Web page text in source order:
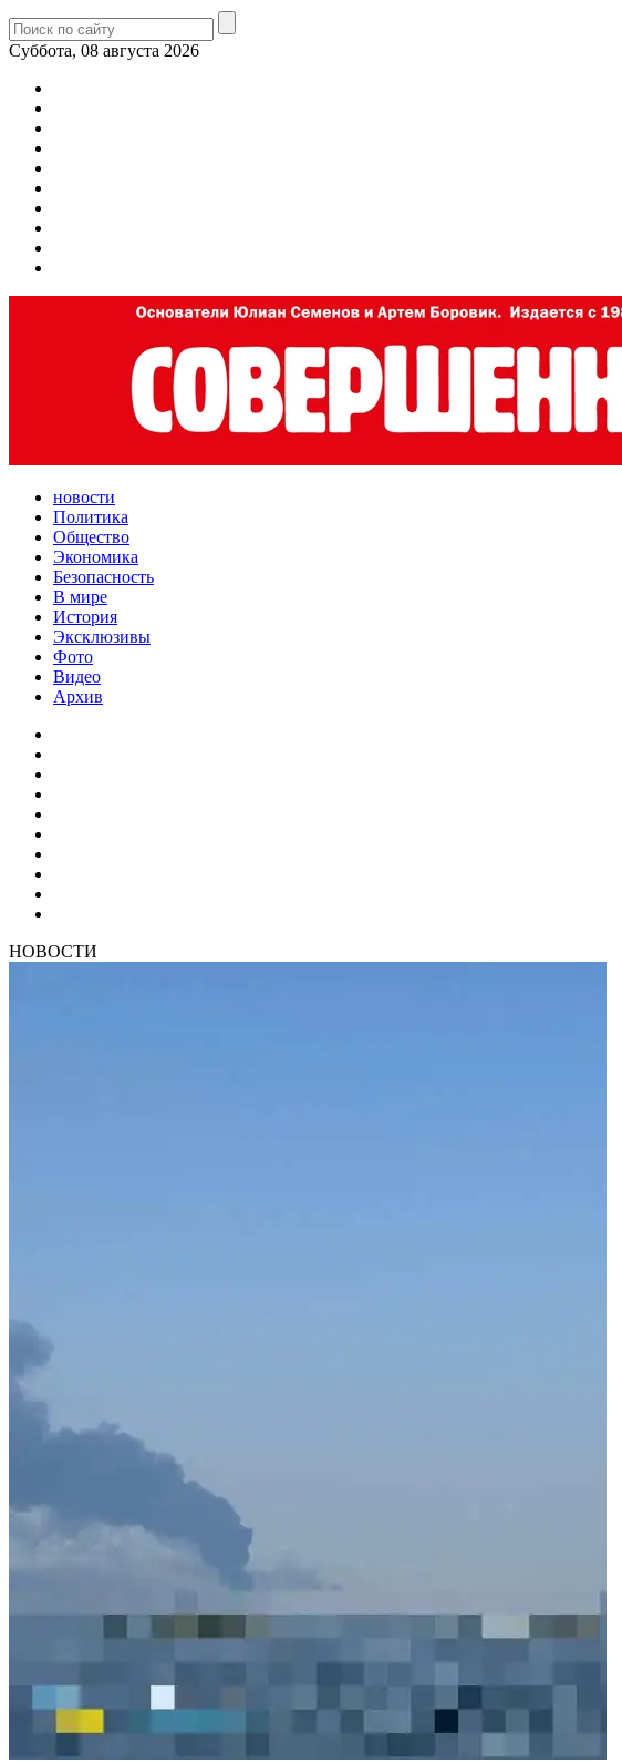
Суббота, 08 августа 2026
новости
Политика
Общество
Экономика
Безопасность
В мире
История
Эксклюзивы
Фото
Видео
Архив
НОВОСТИ